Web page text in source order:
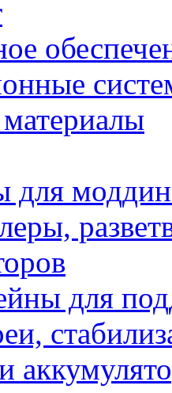
для
для